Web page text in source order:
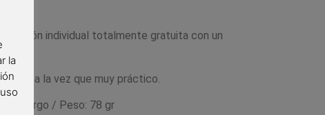
cartón individual totalmente gratuita con un
a la vez que muy práctico.
de largo / Peso: 78 gr
la